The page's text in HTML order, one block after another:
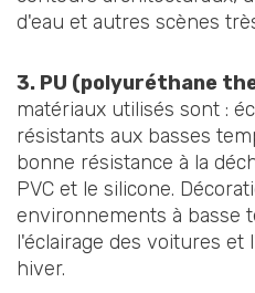
d'eau et autres scènes
3. PU (polyuréthane
matériaux utilisés sont :
résistants aux basses
bonne résistance à la
PVC et le silicone.
environnements à basse
l'éclairage des voitures et
hiver.